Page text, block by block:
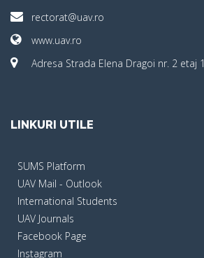
rectorat@uav.ro
www.uav.ro
Adresa Strada Elena Dragoi nr. 2 etaj 1
LINKURI UTILE
SUMS Platform
UAV Mail - Outlook
International Students
UAV Journals
Facebook Page
Instagram